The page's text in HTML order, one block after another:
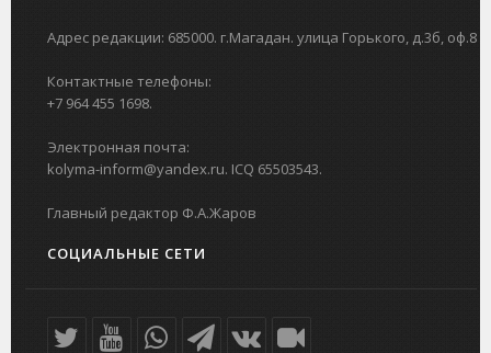
Адрес редакции: 685000. г.Магадан. улица Горького, д.3б, оф.8
Контактные телефоны:
+7 964 455 1698.
Электронная почта:
kolyma-inform@yandex.ru. ICQ 65503543.
Главный редактор Ф.А.Жаров
СОЦИАЛЬНЫЕ СЕТИ